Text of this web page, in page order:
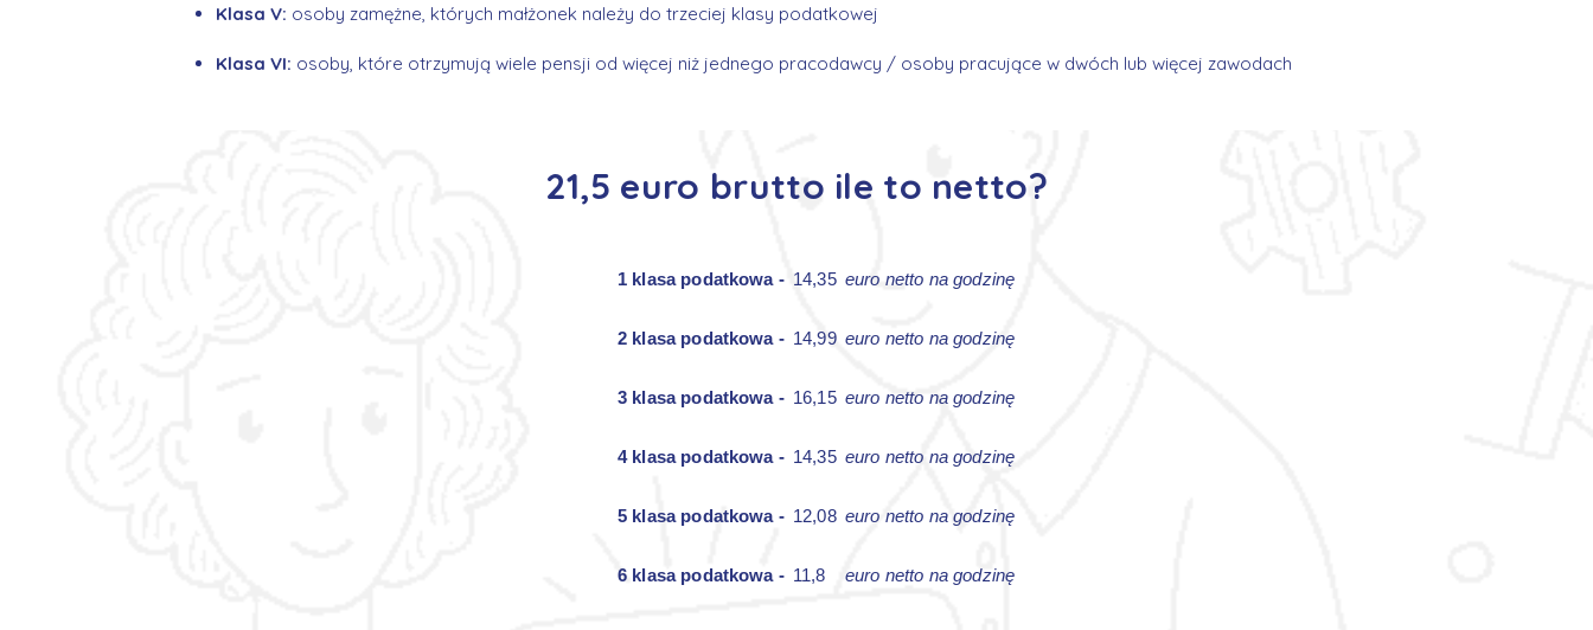
Klasa V: osoby zamężne, których małżonek należy do trzeciej klasy podatkowej
Klasa VI: osoby, które otrzymują wiele pensji od więcej niż jednego pracodawcy / osoby pracujące w dwóch lub więcej zawodach
21,5 euro brutto ile to netto?
1 klasa podatkowa - 14,35 euro netto na godzinę
2 klasa podatkowa - 14,99 euro netto na godzinę
3 klasa podatkowa - 16,15 euro netto na godzinę
4 klasa podatkowa - 14,35 euro netto na godzinę
5 klasa podatkowa - 12,08 euro netto na godzinę
6 klasa podatkowa - 11,8 euro netto na godzinę